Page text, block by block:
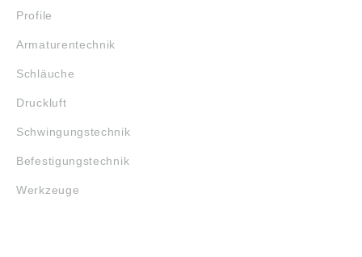
Profile
Armaturentechnik
Schläuche
Druckluft
Schwingungstechnik
Befestigungstechnik
Werkzeuge